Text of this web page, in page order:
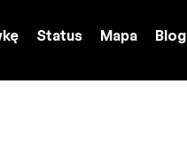
Status Mapa Blog